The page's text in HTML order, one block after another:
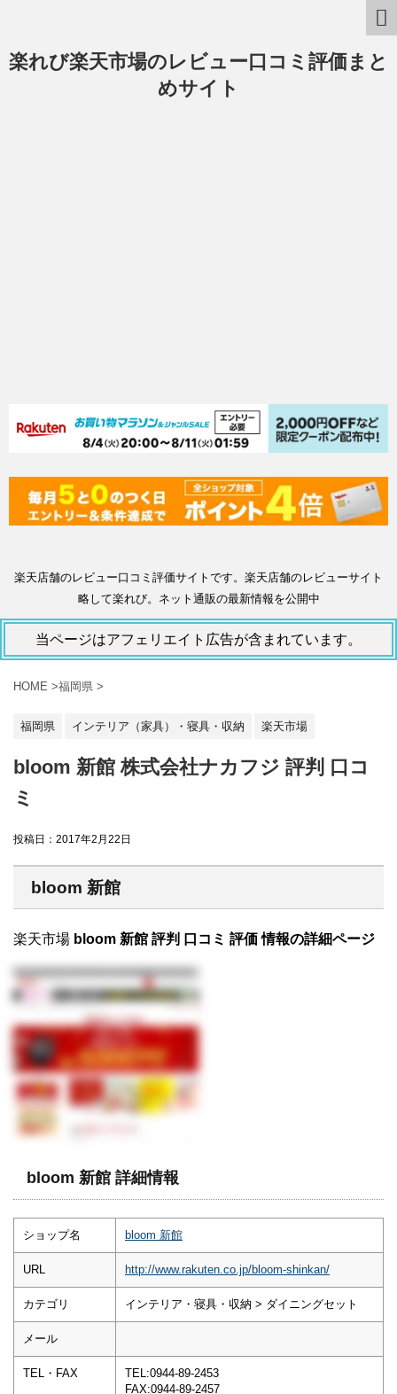
楽れび楽天市場のレビュー口コミ評価まと
めサイト
楽天店舗のレビュー口コミ評価サイトです。楽天店舗のレビューサイト
略して楽れび。ネット通販の最新情報を公開中
当ページはアフェリエイト広告が含まれています。
HOME >福岡県 >
福岡県 インテリア（家具）・寝具・収納 楽天市場
bloom 新館 株式会社ナカフジ 評判 口コ
ミ
投稿日： 2017年2月22日
bloom 新館
楽天市場 bloom 新館 評判 口コミ 評価 情報の詳細ページ
bloom 新館 詳細情報
ショップ名 bloom 新館
URL http://www.rakuten.co.jp/bloom-shinkan/
カテゴリ インテリア・寝具・収納 > ダイニングセット
メール
TEL・FAX
TEL:0944-89-2453
FAX:0944-89-2457